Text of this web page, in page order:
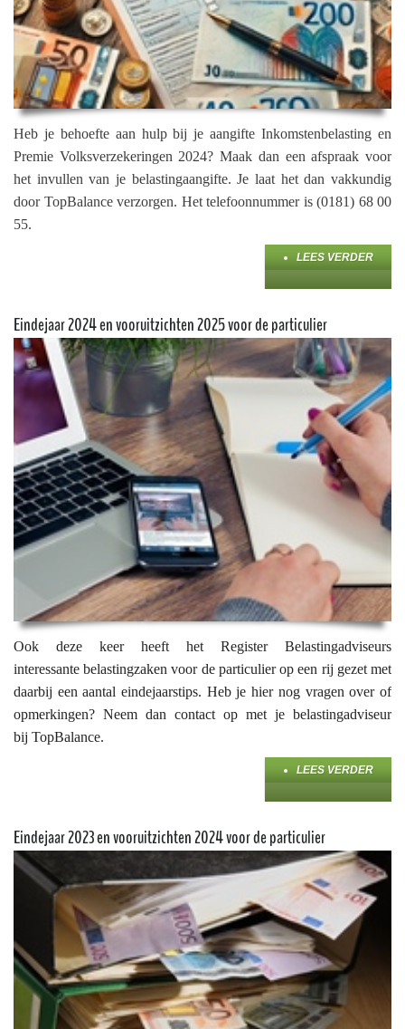
Heb je behoefte aan hulp bij je aangifte Inkomstenbelasting en
Premie Volksverzekeringen 2024? Maak dan een afspraak voor
het invullen van je belastingaangifte. Je laat het dan vakkundig
door TopBalance verzorgen. Het telefoonnummer is (0181) 68 00
55.
LEES VERDER
Eindejaar 2024 en vooruitzichten 2025 voor de particulier
Ook deze keer heeft het Register Belastingadviseurs
interessante belastingzaken voor de particulier op een rij gezet met
daarbij een aantal eindejaarstips. Heb je hier nog vragen over of
opmerkingen? Neem dan contact op met je belastingadviseur
bij TopBalance.
LEES VERDER
Eindejaar 2023 en vooruitzichten 2024 voor de particulier